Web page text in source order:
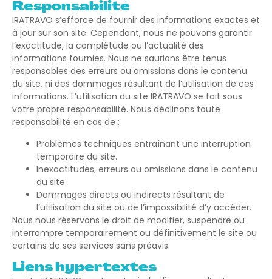
Responsabilité
IRATRAVO s’efforce de fournir des informations exactes et
à jour sur son site. Cependant, nous ne pouvons garantir
l’exactitude, la complétude ou l’actualité des
informations fournies. Nous ne saurions être tenus
responsables des erreurs ou omissions dans le contenu
du site, ni des dommages résultant de l’utilisation de ces
informations. L’utilisation du site IRATRAVO se fait sous
votre propre responsabilité. Nous déclinons toute
responsabilité en cas de :
Problèmes techniques entraînant une interruption
temporaire du site.
Inexactitudes, erreurs ou omissions dans le contenu
du site.
Dommages directs ou indirects résultant de
l’utilisation du site ou de l’impossibilité d’y accéder.
Nous nous réservons le droit de modifier, suspendre ou
interrompre temporairement ou définitivement le site ou
certains de ses services sans préavis.
Liens hypertextes